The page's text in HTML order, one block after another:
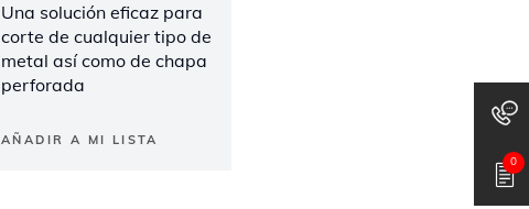
0
Una solución eficaz para
corte de cualquier tipo de
metal así como de chapa
perforada
AÑADIR A MI LISTA